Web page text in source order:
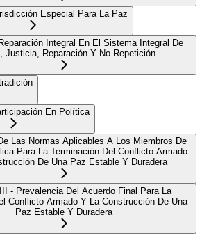
Especial Para La Paz
Integral En El Sistema Integral De
Justicia, Reparación Y No Repetición
En Política
Las Normas Aplicables A Los Miembros De
Para La Terminación Del Conflicto Armado
De Una Paz Estable Y Duradera
- Prevalencia Del Acuerdo Final Para La
Conflicto Armado Y La Construcción De Una
Paz Estable Y Duradera